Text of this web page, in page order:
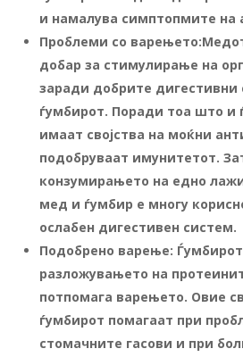
и намалува симптопмите на
Проблеми со варењето:
добар за стимулирање на
заради добрите дигестивни
ѓумбирот. Поради тоа што и
имаат својства на моќни
подобруваат имунитетот.
конзумирањето на едно
мед и ѓумбир е многу
ослабен дигестивен систем.
Подобрено варење: Ѓ
разложувањето на
потпомага варењето. Овие
ѓумбирот помагаат при
стомачните гасови и при